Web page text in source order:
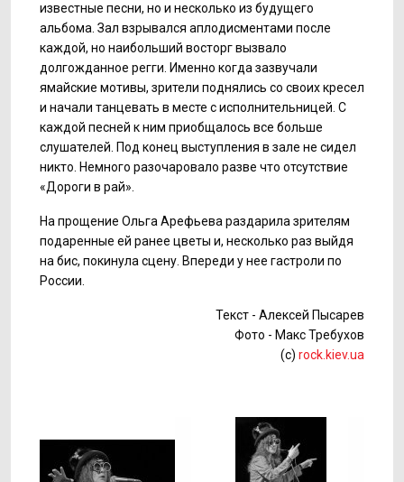
известные песни, но и несколько из будущего
альбома. Зал взрывался аплодисментами после
каждой, но наибольший восторг вызвало
долгожданное регги. Именно когда зазвучали
ямайские мотивы, зрители поднялись со своих кресел
и начали танцевать в месте с исполнительницей. С
каждой песней к ним приобщалось все больше
слушателей. Под конец выступления в зале не сидел
никто. Немного разочаровало разве что отсутствие
«Дороги в рай».
На прощение Ольга Арефьева раздарила зрителям
подаренные ей ранее цветы и, несколько раз выйдя
на бис, покинула сцену. Впереди у нее гастроли по
России.
Текст - Алексей Пысарев
Фото - Макс Требухов
(c) rock.kiev.ua